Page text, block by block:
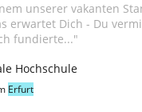
unserer vakanten
erwartet Dich - Du
fundierte..."
Hochschule
Erfurt